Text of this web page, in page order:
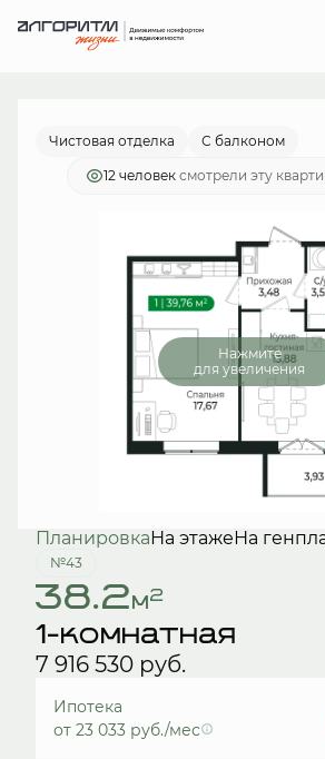
1-комнатная
от 23 033 руб./мес.
Чистовая отделка С балконом
12 человек смотрели эту
Нажмите
для увеличения
ПланировкаНа этажеНа
№43
38.2м2
1-комнатная
7 916 530 руб.
Ипотека
от 23 033 руб./мес